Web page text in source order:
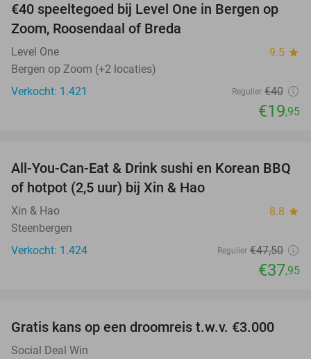
50%
€40 speeltegoed bij Level One in Bergen op
Zoom, Roosendaal of Breda
Level One 9.5 star
Bergen op Zoom (+2 locaties)
Verkocht: 1.421
Regulier €40
€19,95
20%
All-You-Can-Eat & Drink sushi en Korean BBQ
of hotpot (2,5 uur) bij Xin & Hao
Xin & Hao 8.8 star
Steenbergen
Verkocht: 1.424
Regulier €47,50
€37,95
Gratis kans op een droomreis t.w.v. €3.000
Social Deal Win